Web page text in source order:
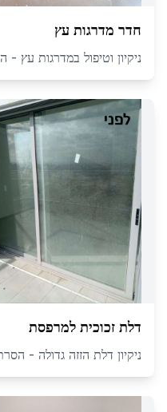
חדר מדרגות עץ
ניקיון וטיפול במדרגות עץ
דלת זכוכית למרפסת
ניקיון דלת הזזה גדולה -